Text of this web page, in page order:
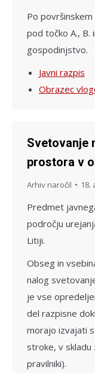
Po
pod točko A., B.
gospodinjstvo.
Javni razpis
Obrazec
Svetovanje
prostora v
Arhiv naročil 18.
Predmet
področju
Litiji.
Obseg in
nalog
je vse
del razpisne
morajo izvajati
stroke, v skladu
pravilniki).